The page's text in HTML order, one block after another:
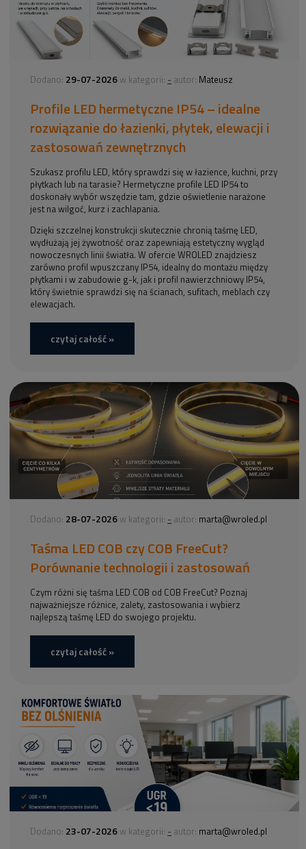
Dodano: 29-07-2026 w kategorii: - autor: Mateusz
Profile LED hermetyczne IP54 – idealne
rozwiązanie do łazienki, płytek, elewacji i
zastosowań zewnętrznych
Szukasz profilu LED, który sprawdzi się w łazience, kuchni, przy
płytkach lub na tarasie? Hermetyczne profile LED IP54 to
doskonały wybór wszędzie tam, gdzie oświetlenie narażone
jest na wilgoć, kurz i zachlapania.
Dzięki szczelnej konstrukcji skutecznie chronią taśmę LED,
wydłużają jej żywotność oraz zapewniają estetyczny wygląd
nowoczesnych linii światła. W ofercie WROLED znajdziesz
zarówno profil wpuszczany IP54, idealny do montażu między
płytkami i w zabudowie g-k, jak i profil nawierzchniowy IP54,
który świetnie sprawdzi się na ścianach, sufitach, meblach czy
elewacjach.
czytaj całość »
Dodano: 28-07-2026 w kategorii: - autor: marta@wroled.pl
Taśma LED COB czy COB FreeCut?
Porównanie technologii i zastosowań
Czym różni się taśma LED COB od COB FreeCut? Poznaj
najważniejsze różnice, zalety, zastosowania i wybierz
najlepszą taśmę LED do swojego projektu.
czytaj całość »
Dodano: 23-07-2026 w kategorii: - autor: marta@wroled.pl